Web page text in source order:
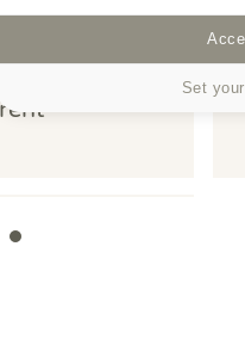
obligation
de
Set